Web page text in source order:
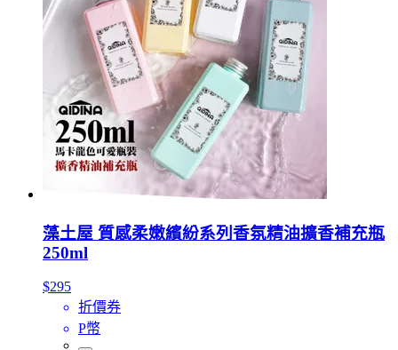
藻土屋 質感柔嫩繽紛系列香氛精油擴香補充瓶
250ml
$295
折價券
P幣